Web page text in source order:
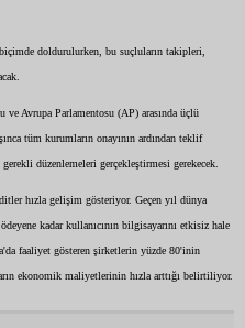
doldurulurken, bu suçluların takipleri,
Avrupa Parlamentosu (AP) arasında üçlü
tüm kurumların onayının ardından teklif
düzenlemeleri gerçekleştirmesi gerekecek.
hızla gelişim gösteriyor. Geçen yıl dünya
kadar kullanıcının bilgisayarını etkisiz hale
faaliyet gösteren şirketlerin yüzde 80'inin
ekonomik maliyetlerinin hızla arttığı belirtiliyor.